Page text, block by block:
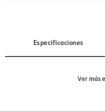
Especificaciones
Ver más